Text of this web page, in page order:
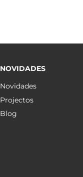
NOVIDADES
Novidades
Projectos
Blog